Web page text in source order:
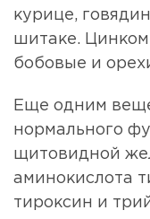
курице,
шитаке.
бобовые и
Еще одним
нормального
щитовидной
аминокислота
тироксин и